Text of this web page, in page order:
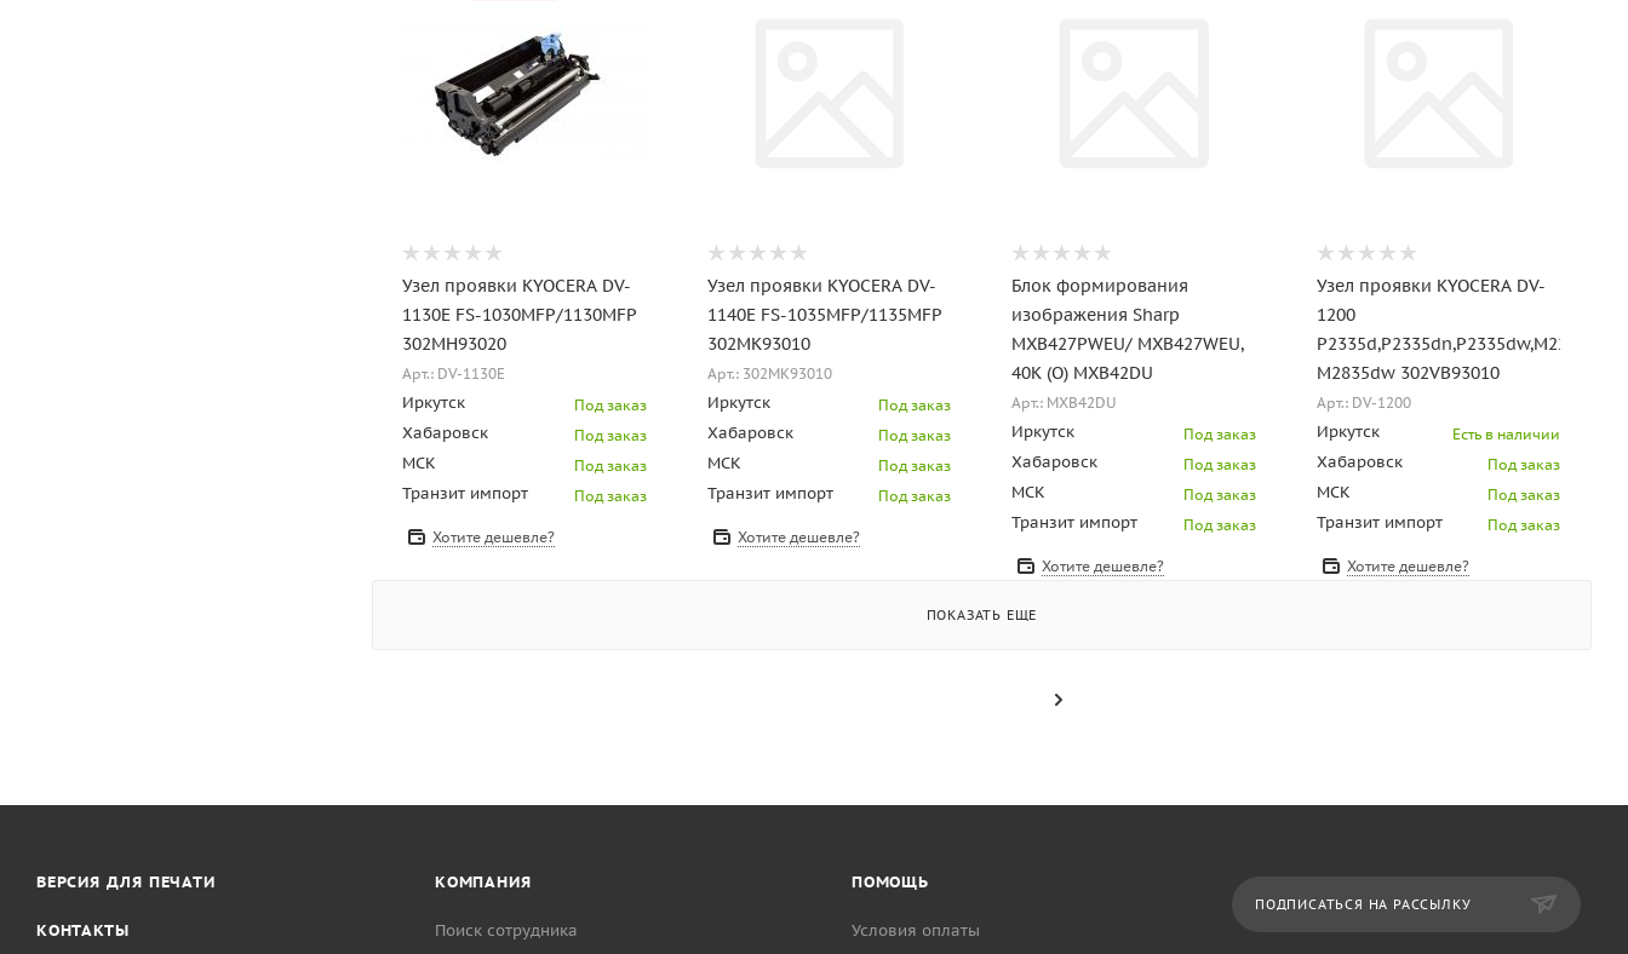
Узел проявки KYOCERA DV-
1130E FS-1030MFP/1130MFP
302MH93020
Арт.: DV-1130E
Иркутск Под заказ
Хабаровск Под заказ
МСК Под заказ
Транзит импорт Под заказ
Хотите дешевле?
Узел проявки KYOCERA DV-
1140E FS-1035MFP/1135MFP
302MK93010
Арт.: 302MK93010
Иркутск Под заказ
Хабаровск Под заказ
МСК Под заказ
Транзит импорт Под заказ
Хотите дешевле?
Блок формирования
изображения Sharp
MXB427PWEU/ MXB427WEU,
40К (О) MXB42DU
Арт.: MXB42DU
Иркутск Под заказ
Хабаровск Под заказ
МСК Под заказ
Транзит импорт Под заказ
Хотите дешевле?
Узел проявки KYOCERA DV-
1200
M2835dw 302VB93010
Арт.: DV-1200
Иркутск Есть в наличии
Хабаровск Под заказ
МСК Под заказ
Транзит импорт Под заказ
Хотите дешевле?
ПОКАЗАТЬ ЕЩЕ
ВЕРСИЯ ДЛЯ ПЕЧАТИ
КОНТАКТЫ
КОМПАНИЯ
Поиск сотрудника
ПОМОЩЬ
Условия оплаты
ПОДПИСАТЬСЯ НА РАССЫЛКУ